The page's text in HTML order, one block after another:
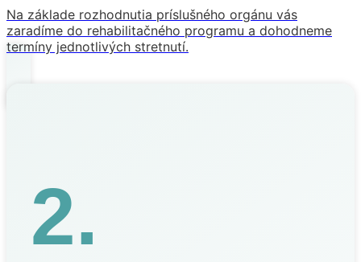
Na základe rozhodnutia príslušného orgánu vás
zaradíme do rehabilitačného programu a dohodneme
termíny jednotlivých stretnutí.
2.